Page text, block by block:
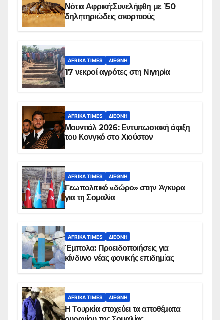
Νότια Αφρική:Συνελήφθη με 150
δηλητηριώδεις σκορπιούς
AFRIKA TIMES ΔΙΕΘΝΉ
17 νεκροί αγρότες στη Νιγηρία
AFRIKA TIMES ΔΙΕΘΝΉ
Μουντιάλ 2026: Εντυπωσιακή άφιξη
του Κονγκό στο Χιούστον
AFRIKA TIMES ΔΙΕΘΝΉ
Γεωπολιτικό «δώρο» στην Άγκυρα
για τη Σομαλία
AFRIKA TIMES ΔΙΕΘΝΉ
Έμπολα: Προειδοποιήσεις για
κίνδυνο νέας φονικής επιδημίας
AFRIKA TIMES ΔΙΕΘΝΉ
Η Τουρκία στοχεύει τα αποθέματα